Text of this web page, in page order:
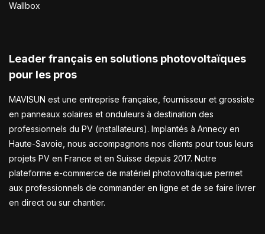
Wallbox
Leader français en solutions photovoltaïques
pour les pros
MAVISUN est une entreprise française, fournisseur et grossiste
en panneaux solaires et onduleurs à destination des
professionnels du PV (installateurs). Implantés à Annecy en
Haute-Savoie, nous accompagnons nos clients pour tous leurs
projets PV en France et en Suisse depuis 2017. Notre
plateforme e-commerce de matériel photovoltaïque permet
aux professionnels de commander en ligne et de se faire livrer
en direct ou sur chantier.